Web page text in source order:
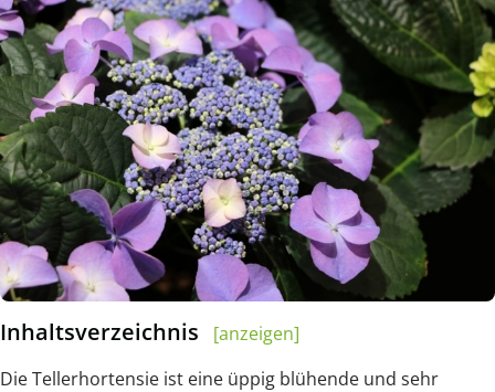
Inhaltsverzeichnis
[anzeigen]
Die Tellerhortensie ist eine üppig blühende und sehr